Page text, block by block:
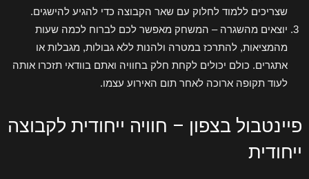
שצריכים ללמוד לחלוק עם שאר הקבוצה כדי להגיע להישגים.
יוצאים מהשגרה – המשחק מאפשר לכם לברוח לכמה שעות
מהמציאות, להתרכז במטרה ולהנות ללא גבולות, מגבלות או
אתגרים. כולם יכולים לקחת חלק בחוויה ואתם בוודאי תזכרו אותה
לעוד תקופה ארוכה לאחר תום האירוע עצמו.
פיינטבול בצפון – חוויה ייחודית לקבוצה
ייחודית